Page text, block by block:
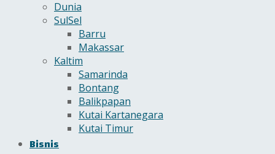
Dunia
SulSel
Barru
Makassar
Kaltim
Samarinda
Bontang
Balikpapan
Kutai Kartanegara
Kutai Timur
Bisnis